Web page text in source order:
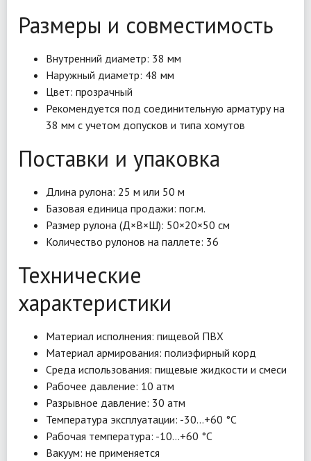
Размеры и совместимость
Внутренний диаметр: 38 мм
Наружный диаметр: 48 мм
Цвет: прозрачный
Рекомендуется под соединительную арматуру на
38 мм с учетом допусков и типа хомутов
Поставки и упаковка
Длина рулона: 25 м или 50 м
Базовая единица продажи: пог.м.
Размер рулона (Д×В×Ш): 50×20×50 см
Количество рулонов на паллете: 36
Технические
характеристики
Материал исполнения: пищевой ПВХ
Материал армирования: полиэфирный корд
Среда использования: пищевые жидкости и смеси
Рабочее давление: 10 атм
Разрывное давление: 30 атм
Температура эксплуатации: -30…+60 °C
Рабочая температура: -10…+60 °C
Вакуум: не применяется